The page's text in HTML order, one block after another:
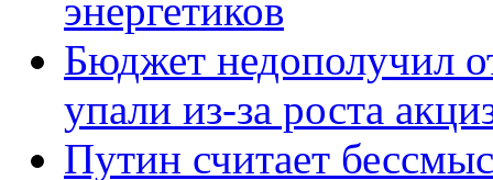
энергетиков
Бюджет недополучил
упали из-за роста
Путин считает